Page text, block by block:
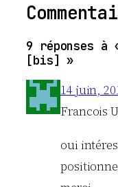
9 réponses
[bis] »
14 juin,
Francois
oui